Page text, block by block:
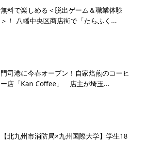
無料で楽しめる＜脱出ゲーム＆職業体験
＞！ 八幡中央区商店街で「たらふく...
門司港に今春オープン！自家焙煎のコーヒ
ー店「Kan Coffee」 店主が埼玉...
【北九州市消防局×九州国際大学】学生18